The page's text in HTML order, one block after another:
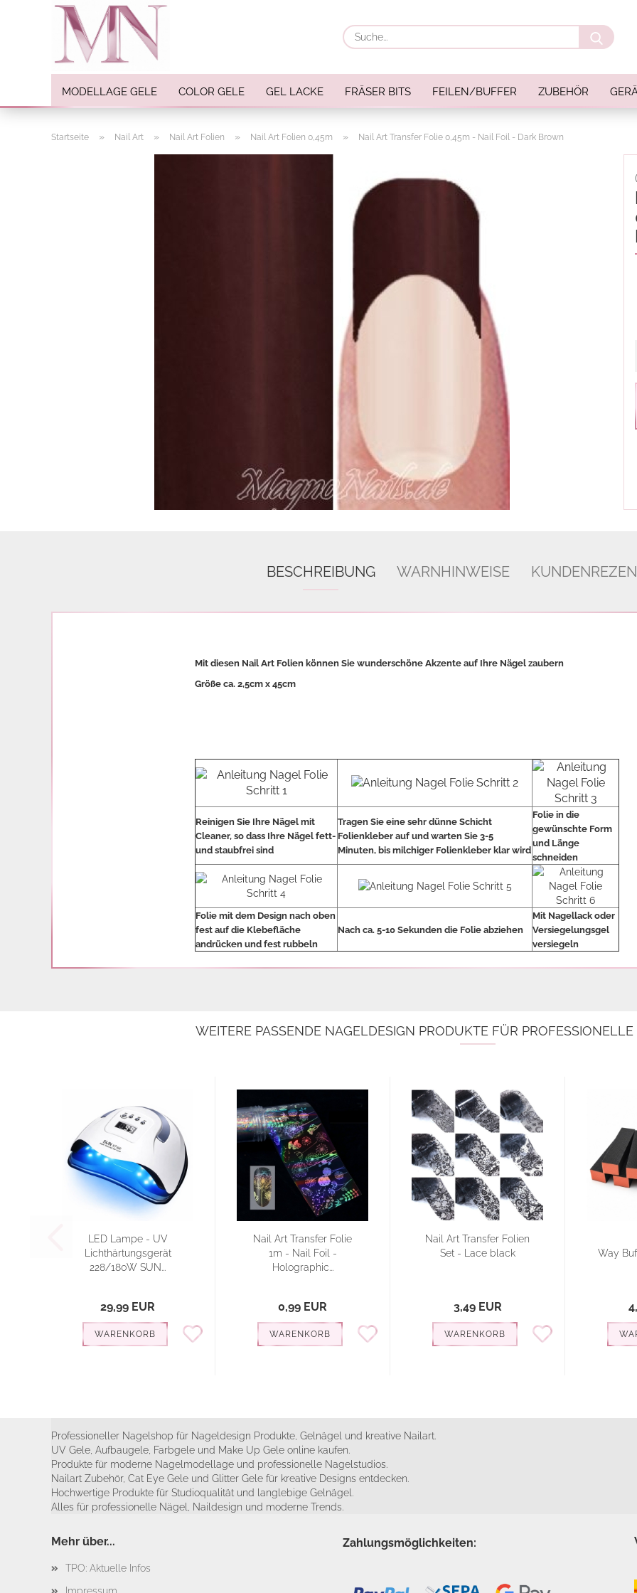
MODELLAGE GELE COLOR GELE GEL LACKE FRÄSER BITS FEILEN/BUFFER ZUBEHÖR
Startseite » Nail Art » Nail Art Folien » Nail Art Folien 0,45m » Nail Art Transfer Folie 0,45m - Nail Foil - Dark Brown
BESCHREIBUNG WARNHINWEISE
Mit diesen Nail Art Folien können Sie wunderschöne Akzente auf Ihre Nägel zaubern
Größe ca. 2,5cm x 45cm
Reinigen Sie Ihre Nägel mit
Cleaner, so dass Ihre Nägel fett-
und staubfrei sind
Tragen Sie eine sehr dünne Schicht
Folienkleber auf und warten Sie 3-5
Minuten, bis milchiger Folienkleber klar wird
Folie in die
gewünschte Form
und Länge
schneiden
Folie mit dem Design nach oben
fest auf die Klebefläche
andrücken und fest rubbeln
Nach ca. 5-10 Sekunden die Folie abziehen
Mit Nagellack oder
Versiegelungsgel
versiegeln
WEITERE PASSENDE NAGELDESIGN PRODUKTE FÜR
LED Lampe - UV
Lichthärtungsgerät
228/180W SUN...
29,99 EUR
WARENKORB
Nail Art Transfer Folie
1m - Nail Foil -
Holographic...
0,99 EUR
WARENKORB
Nail Art Transfer Folien
Set - Lace black
3,49 EUR
WARENKORB
Way
Professioneller Nagelshop für Nageldesign Produkte, Gelnägel und kreative Nailart.
UV Gele, Aufbaugele, Farbgele und Make Up Gele online kaufen.
Produkte für moderne Nagelmodellage und professionelle Nagelstudios.
Nailart Zubehör, Cat Eye Gele und Glitter Gele für kreative Designs entdecken.
Hochwertige Produkte für Studioqualität und langlebige Gelnägel.
Alles für professionelle Nägel, Naildesign und moderne Trends.
Mehr über...
TPO: Aktuelle Infos
Zahlungsmöglichkeiten: